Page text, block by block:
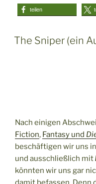
teilen
The Sniper (ein
Nach einigen
Fiction, Fantasy und
beschäftigen wir uns
und ausschließlich mit
könnten wir uns gar